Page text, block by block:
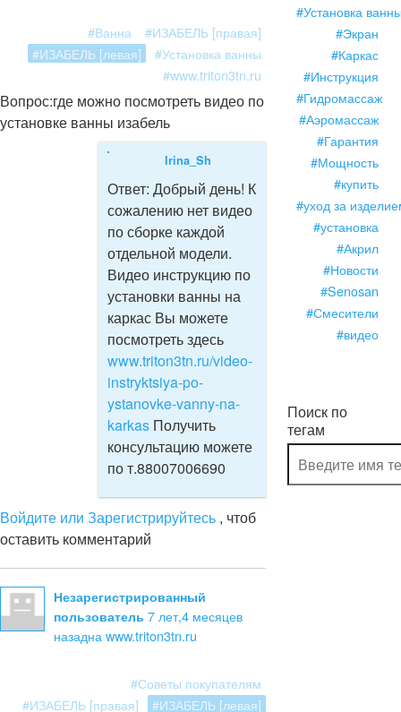
#Ванна
#ИЗАБЕЛЬ [правая]
#ИЗАБЕЛЬ [левая]
#Установка ванны
#www.triton3tn.ru
Вопрос:где можно посмотреть видео по
установке ванны изабель
Irina_Sh
Ответ: Добрый день! К
сожалению нет видео
по сборке каждой
отдельной модели.
Видео инструкцию по
установки ванны на
каркас Вы можете
посмотреть здесь
www.triton3tn.ru/video-
instryktsiya-po-
ystanovke-vanny-na-
karkas Получить
консультацию можете
по т.88007006690
Войдите или Зарегистрируйтесь , чтоб
оставить комментарий
Незарегистрированный
пользователь 7 лет,4 месяцев
назадна www.triton3tn.ru
#Советы покупателям
#ИЗАБЕЛЬ [правая]
#ИЗАБЕЛЬ [левая]
#Установка
#Экран
#Каркас
#Инструкция
#Гидромассаж
#Аэромассаж
#Гарантия
#Мощность
#купить
#уход за
#установка
#Акрил
#Новости
#Senosan
#Смесители
#видео
Поиск по
тегам